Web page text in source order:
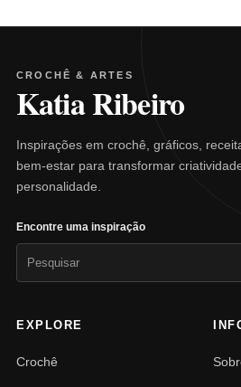
CROCHÊ & ARTES
Katia Ribeiro
Inspirações em crochê, gráficos,
bem-estar para transformar
personalidade.
Encontre uma inspiração
EXPLORE
Crochê